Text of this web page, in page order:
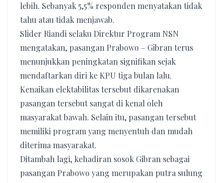
lebih. Sebanyak 5,5% responden menyatakan tidak
tahu atau tidak menjawab.
Slider Riandi selaku Direktur Program NSN
mengatakan, pasangan Prabowo – Gibran terus
menunjukkan peningkatan signifikan sejak
mendaftarkan diri ke KPU tiga bulan lalu.
Kenaikan elektabilitas tersebut dikarenakan
pasangan tersebut sangat di kenal oleh
masyarakat bawah. Selain itu, pasangan tersebut
memiliki program yang menyentuh dan mudah
diterima masyarakat.
Ditambah lagi, kehadiran sosok Gibran sebagai
pasangan Prabowo yang merupakan putra sulung